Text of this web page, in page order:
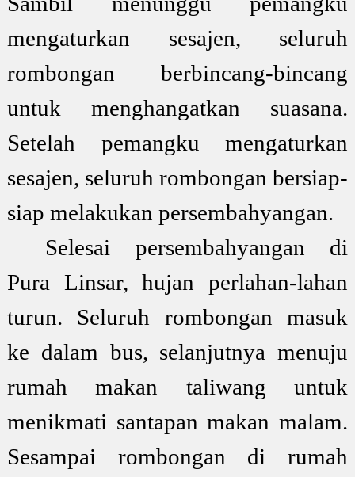
mengaturkan sesajen, seluruh
rombongan berbincang-bincang
untuk menghangatkan suasana.
Setelah pemangku mengaturkan
sesajen, seluruh rombongan bersiap-
siap melakukan persembahyangan.
Selesai persembahyangan di
Pura Linsar, hujan perlahan-lahan
turun. Seluruh rombongan masuk
ke dalam bus, selanjutnya menuju
rumah makan taliwang untuk
menikmati santapan makan malam.
Sesampai rombongan di rumah